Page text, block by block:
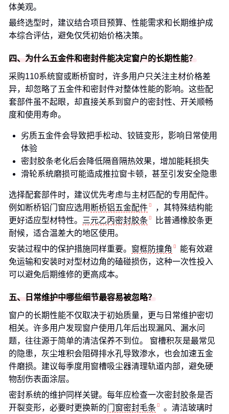
体美观。
最终选型时，建议结合项目预算、性能需求和长期维护成
本综合评估，避免仅凭初始价格决策。
四、为什么五金件和密封件能决定窗户的长期性能？
采购110系统窗或断桥窗时，许多用户只关注主材价格差
异，却忽略了五金件和密封件对整体性能的影响。这些配
套部件虽不起眼，却直接关系到窗户的密封性、开关顺畅
度和使用寿命。
劣质五金件会导致把手松动、铰链变形，影响日常使用
体验
密封胶条老化后会降低隔音隔热效果，增加能耗损失
滑轮系统磨损可能造成推拉窗卡顿，甚至引发安全隐患
选择配套部件时，建议优先考虑与主材匹配的专用配件。
例如断桥铝门窗应选用 断桥铝五金配件
，其特殊结构能
更好适应型材特性。
三元乙丙密封胶条
比普通橡胶条更
耐候，适合温差大的地区使用。
安装过程中的保护措施同样重要。 窗框防撞角
能有效避
免运输和安装时对型材边角的磕碰损伤，这种一次性投入
可以避免后期维修的更高成本。
五、日常维护中哪些细节最容易被忽略？
窗户的长期性能不仅取决于初始质量，更与日常维护密切
相关。许多用户发现窗户使用几年后出现漏风、漏水问
题，往往源于简单的清洁保养不到位。 窗槽积灰是最常见
的隐患，灰尘堆积会阻碍排水孔导致渗水，也会加速五金
件磨损。建议每季度用窗槽吸尘器清理轨道内部，避免硬
物刮伤表面涂层。
密封系统的维护同样关键。每年应检查一次密封胶条是否
开裂变形，必要时更换新的门窗密封毛条 。清洁玻璃时